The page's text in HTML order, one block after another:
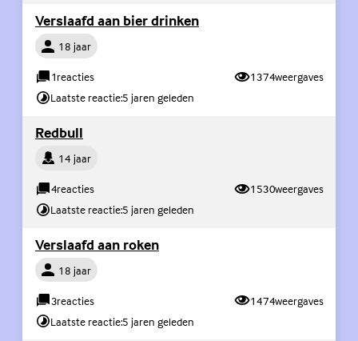
Verslaafd aan bier drinken
Persoon18 jaar
1reacties 1374weergaves
Laatste reactie:5 jaren geleden
Redbull
Persoon14 jaar
4reacties 1530weergaves
Laatste reactie:5 jaren geleden
Verslaafd aan roken
Persoon18 jaar
3reacties 1474weergaves
Laatste reactie:5 jaren geleden